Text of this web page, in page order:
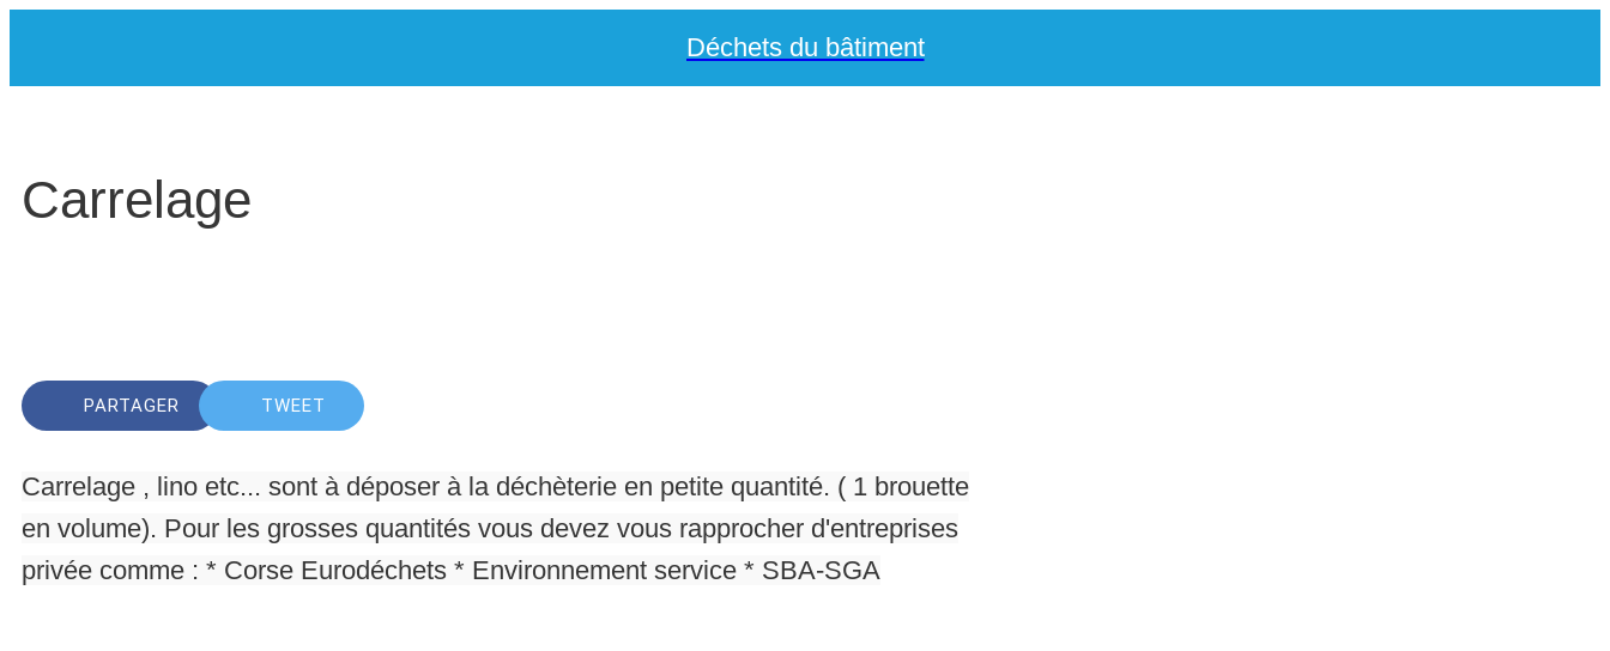
Déchets du bâtiment
Carrelage
PARTAGER TWEET
Carrelage , lino etc... sont à déposer à la déchèterie en petite quantité. ( 1 brouette
en volume). Pour les grosses quantités vous devez vous rapprocher d'entreprises
privée comme : * Corse Eurodéchets * Environnement service * SBA-SGA